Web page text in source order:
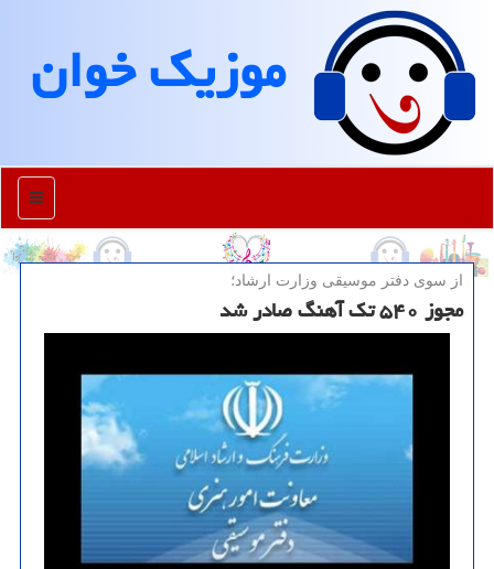
موزیك خوان
منو
از سوی دفتر موسیقی وزارت ارشاد؛
مجوز ۵۴۰ تک آهنگ صادر شد